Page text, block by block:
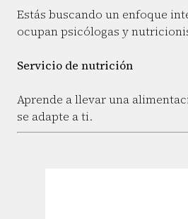
Estás buscando un enfoque
ocupan psicólogas y
Servicio de nutrición
Aprende a llevar una
se adapte a ti.